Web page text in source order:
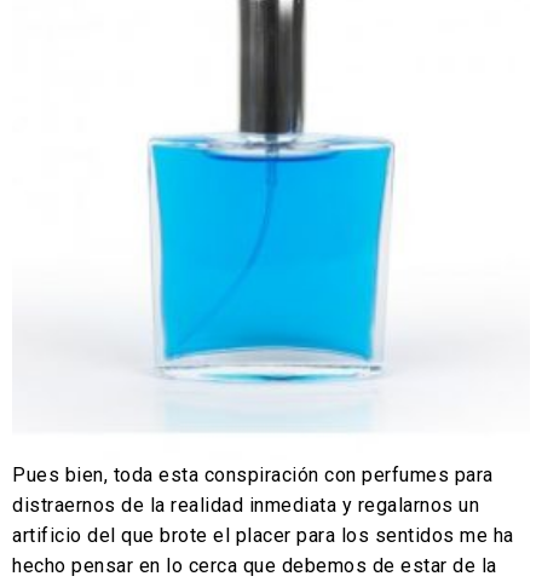
Pues bien, toda esta conspiración con perfumes para
distraernos de la realidad inmediata y regalarnos un
artificio del que brote el placer para los sentidos me ha
hecho pensar en lo cerca que debemos de estar de la